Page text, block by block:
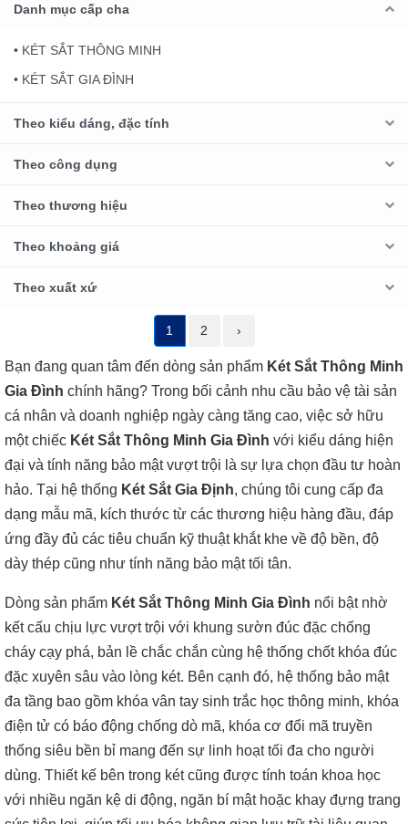
Danh mục cấp cha
• KÉT SẮT THÔNG MINH
• KÉT SẮT GIA ĐÌNH
Theo kiểu dáng, đặc tính
Theo công dụng
Theo thương hiệu
Theo khoảng giá
Theo xuất xứ
1 2 ›
Bạn đang quan tâm đến dòng sản phẩm Két Sắt Thông Minh
Gia Đình chính hãng? Trong bối cảnh nhu cầu bảo vệ tài sản
cá nhân và doanh nghiệp ngày càng tăng cao, việc sở hữu
một chiếc Két Sắt Thông Minh Gia Đình với kiểu dáng hiện
đại và tính năng bảo mật vượt trội là sự lựa chọn đầu tư hoàn
hảo. Tại hệ thống Két Sắt Gia Định, chúng tôi cung cấp đa
dạng mẫu mã, kích thước từ các thương hiệu hàng đầu, đáp
ứng đầy đủ các tiêu chuẩn kỹ thuật khắt khe về độ bền, độ
dày thép cũng như tính năng bảo mật tối tân.
Dòng sản phẩm Két Sắt Thông Minh Gia Đình nổi bật nhờ
kết cấu chịu lực vượt trội với khung sườn đúc đặc chống
cháy cạy phá, bản lề chắc chắn cùng hệ thống chốt khóa đúc
đặc xuyên sâu vào lòng két. Bên cạnh đó, hệ thống bảo mật
đa tầng bao gồm khóa vân tay sinh trắc học thông minh, khóa
điện tử có báo động chống dò mã, khóa cơ đổi mã truyền
thống siêu bền bỉ mang đến sự linh hoạt tối đa cho người
dùng. Thiết kế bên trong két cũng được tính toán khoa học
với nhiều ngăn kệ di động, ngăn bí mật hoặc khay đựng trang